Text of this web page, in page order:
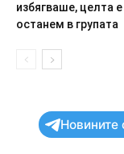
избягваше, целта
останем в групата
Новините